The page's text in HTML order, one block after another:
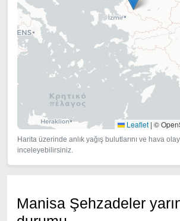
Leaflet | ©
Harita üzerinde anlık yağış bulutlarını ve hava
inceleyebilirsiniz.
Manisa Şehzadeler